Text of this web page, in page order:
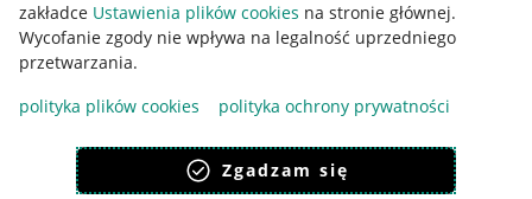
zakładce Ustawienia plików cookies na stronie głównej.
Wycofanie zgody nie wpływa na legalność uprzedniego
przetwarzania.
polityka plików cookies
polityka ochrony prywatności
Zgadzam się